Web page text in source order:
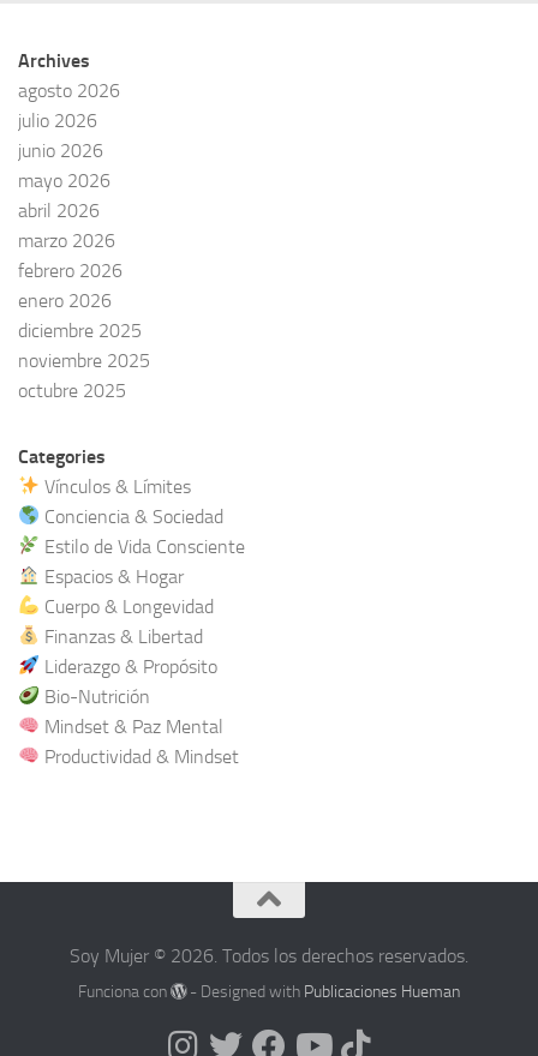
Archives
agosto 2026
julio 2026
junio 2026
mayo 2026
abril 2026
marzo 2026
febrero 2026
enero 2026
diciembre 2025
noviembre 2025
octubre 2025
Categories
Vínculos & Límites
Conciencia & Sociedad
Estilo de Vida Consciente
Espacios & Hogar
Cuerpo & Longevidad
Finanzas & Libertad
Liderazgo & Propósito
Bio-Nutrición
Mindset & Paz Mental
Productividad & Mindset
Soy Mujer © 2026. Todos los derechos reservados.
Funciona con - Designed with Publicaciones Hueman